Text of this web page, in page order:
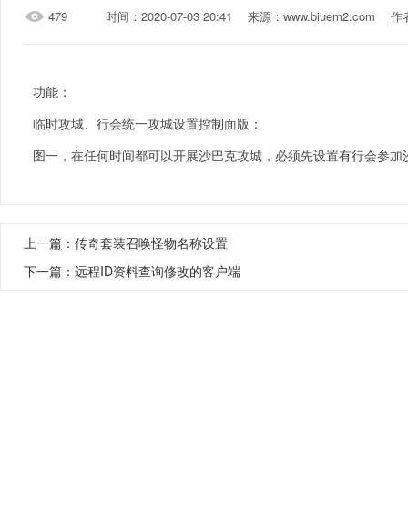
479 时间：2020-07-03 20:41 来源：www.biuem2.com 作
功能：
临时攻城、行会统一攻城设置控制面版：
图一，在任何时间都可以开展沙巴克攻城，必须先设置有行会参加
上一篇： 传奇套装召唤怪物名称设置
下一篇： 远程ID资料查询修改的客户端